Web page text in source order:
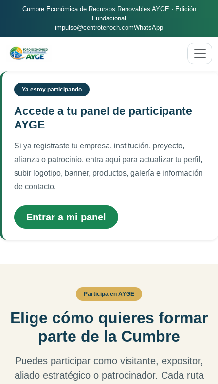
Cumbre Económica de Recursos Renovables AYGE · Edición
Fundacional
impulso@centrotenoch.comWhatsApp
Ya estoy participando
Accede a tu panel de participante
AYGE
Si ya registraste tu empresa, institución, proyecto,
alianza o patrocinio, entra aquí para actualizar tu perfil,
subir logotipo, banner, productos, galería e información
de contacto.
Entrar a mi panel
Participa en AYGE
Elige cómo quieres formar
parte de la Cumbre
Puedes participar como visitante, expositor,
aliado estratégico o patrocinador. Cada ruta